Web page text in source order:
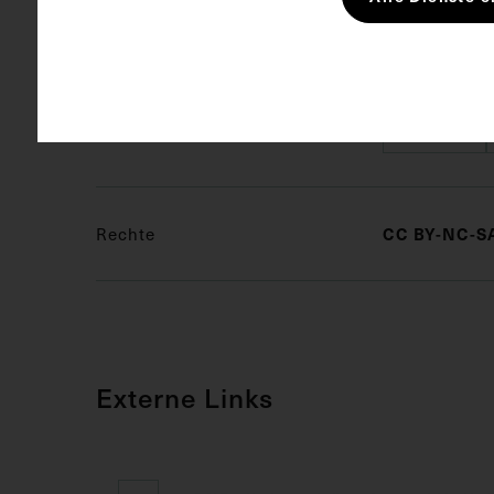
Fotoalbum
Rechte CC BY-NC-
Externe Links